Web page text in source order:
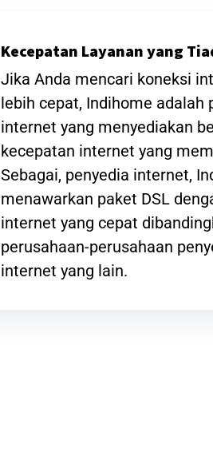
Kecepatan Layanan yang
Jika Anda mencari koneksi
lebih cepat, Indihome adalah
internet yang menyediakan
kecepatan internet yang
Sebagai, penyedia internet,
menawarkan paket DSL
internet yang cepat
perusahaan-perusahaan
internet yang lain.